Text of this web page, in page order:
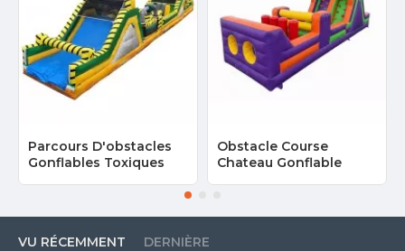
Parcours D'obstacles
Gonflables Toxiques
Obstacle Course
Chateau Gonflable
VU RÉCEMMENT DERNIÈRE